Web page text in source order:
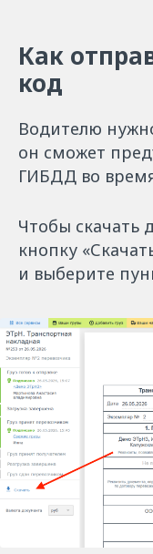
Как
код
Водителю
он сможет
ГИБДД во
Чтобы скачать
кнопку
и выберите